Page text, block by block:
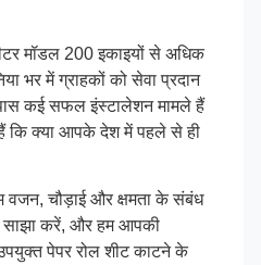
मॉडल 200 इकाइयों से अधिक
भर में ग्राहकों को सेवा प्रदान
कई सफल इंस्टालेशन मामले हैं
कि क्या आपके देश में पहले से ही
वजन, चौड़ाई और क्षमता के संबंध
साझा करें, और हम आपकी
पेपर रोल शीट काटने के